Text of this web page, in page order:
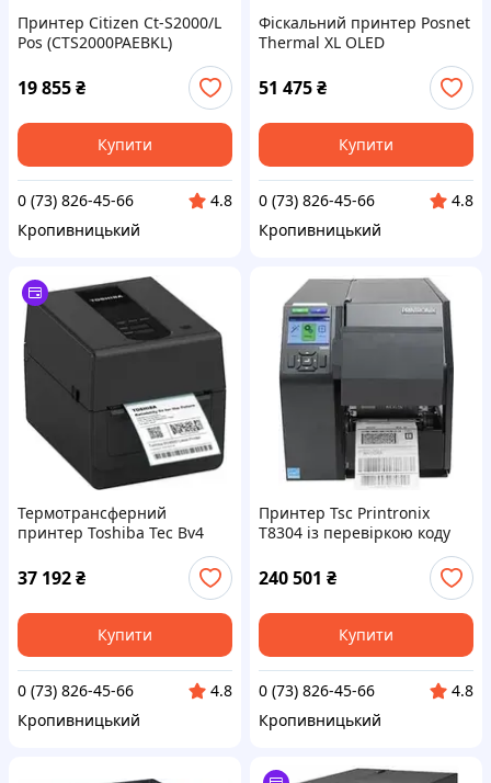
Принтер Citizen Ct-S2000/L
Pos (CTS2000PAEBKL)
19 855₴
Купити
0 (73) 826-45-66
4.8
Кропивницький
Фіскальний принтер Posnet
Thermal XL OLED
51 475₴
Купити
0 (73) 826-45-66
4.8
Кропивницький
Термотрансферний
принтер Toshiba Tec Bv4
(18221168952)
37 192₴
Купити
0 (73) 826-45-66
4.8
Кропивницький
Принтер Tsc Printronix
T8304 із перевіркою коду
240 501 ₴
Купити
0 (73) 826-45-66
4.8
Кропивницький